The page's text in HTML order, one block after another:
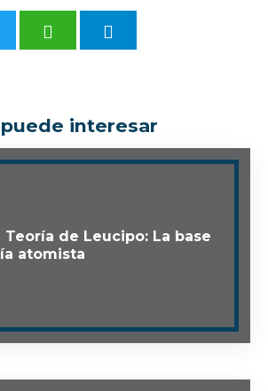
interesar
Teoría de Leucipo: La base
atomista